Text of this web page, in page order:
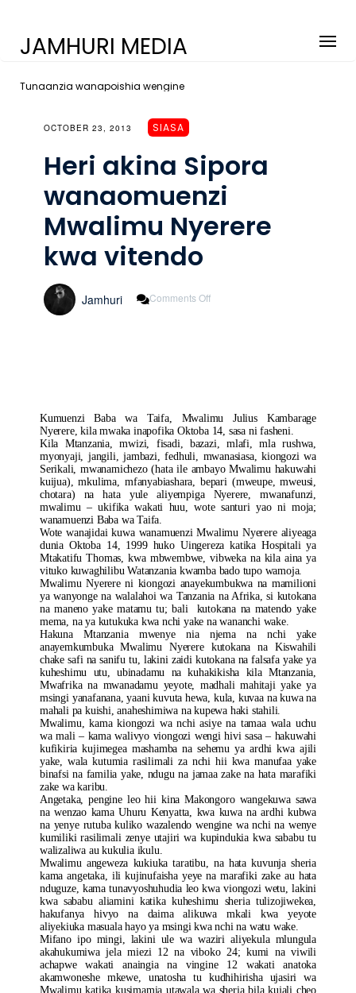
JAMHURI MEDIA
Tunaanzia wanapoishia wengine
OCTOBER 23, 2013 SIASA
Heri akina Sipora
wanaomuenzi
Mwalimu Nyerere
kwa vitendo
Jamhuri Comments Off
Vitendo
Kumuenzi Baba wa Taifa, Mwalimu Julius Kambarage
Nyerere, kila mwaka inapofika Oktoba 14, sasa ni fasheni.
Kila Mtanzania, mwizi, fisadi, bazazi, mlafi, mla rushwa,
myonyaji, jangili, jambazi, fedhuli, mwanasiasa, kiongozi wa
Serikali, mwanamichezo (hata ile ambayo Mwalimu hakuwahi
kuijua), mkulima, mfanyabiashara, bepari (mweupe, mweusi,
chotara) na hata yule aliyempiga Nyerere, mwanafunzi,
mwalimu – ukifika wakati huu, wote santuri yao ni moja;
wanamuenzi Baba wa Taifa.
Wote wanajidai kuwa wanamuenzi Mwalimu Nyerere aliyeaga
dunia Oktoba 14, 1999 huko Uingereza katika Hospitali ya
Mtakatifu Thomas, kwa mbwembwe, vibweka na kila aina ya
vituko kuwaghilibu Watanzania kwamba bado tupo wamoja.
Mwalimu Nyerere ni kiongozi anayekumbukwa na mamilioni
ya wanyonge na walalahoi wa Tanzania na Afrika, si kutokana
na maneno yake matamu tu; bali kutokana na matendo yake
mema, na ya kutukuka kwa nchi yake na wananchi wake.
Hakuna Mtanzania mwenye nia njema na nchi yake
anayemkumbuka Mwalimu Nyerere kutokana na Kiswahili
chake safi na sanifu tu, lakini zaidi kutokana na falsafa yake ya
kuheshimu utu, ubinadamu na kuhakikisha kila Mtanzania,
Mwafrika na mwanadamu yeyote, madhali mahitaji yake ya
msingi yanafanana, yaani kuvuta hewa, kula, kuvaa na kuwa na
mahali pa kuishi, anaheshimiwa na kupewa haki stahili.
Mwalimu, kama kiongozi wa nchi asiye na tamaa wala uchu
wa mali – kama walivyo viongozi wengi hivi sasa – hakuwahi
kufikiria kujimegea mashamba na sehemu ya ardhi kwa ajili
yake, wala kutumia rasilimali za nchi hii kwa manufaa yake
binafsi na familia yake, ndugu na jamaa zake na hata marafiki
zake wa karibu.
Angetaka, pengine leo hii kina Makongoro wangekuwa sawa
na wenzao kama Uhuru Kenyatta, kwa kuwa na ardhi kubwa
na yenye rutuba kuliko wazalendo wengine wa nchi na wenye
kumiliki rasilimali zenye utajiri wa kupindukia kwa sababu tu
walizaliwa au kukulia ikulu.
Mwalimu angeweza kukiuka taratibu, na hata kuvunja sheria
kama angetaka, ili kujinufaisha yeye na marafiki zake au hata
nduguze, kama tunavyoshuhudia leo kwa viongozi wetu, lakini
kwa sababu aliamini katika kuheshimu sheria tulizojiwekea,
hakufanya hivyo na daima alikuwa mkali kwa yeyote
aliyekiuka masuala hayo ya msingi kwa nchi na watu wake.
Mifano ipo mingi, lakini ule wa waziri aliyekula mlungula
akahukumiwa jela miezi 12 na viboko 24; kumi na viwili
achapwe wakati anaingia na vingine 12 wakati anatoka
akamwoneshe mkewe, unatosha tu kudhihirisha ujasiri wa
Mwalimu katika kusimamia utawala wa sheria bila kujali cheo